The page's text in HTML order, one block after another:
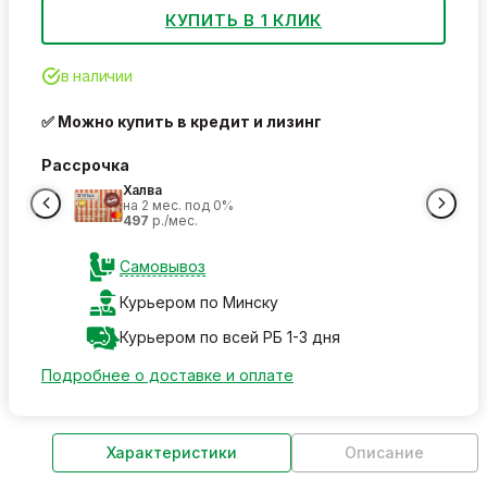
КУПИТЬ В 1 КЛИК
в наличии
✅ Можно купить в кредит и лизинг
Рассрочка
Халва
на 2 мес. под 0%
497 р./мес.
Самовывоз
Курьером по Минску
Курьером по всей РБ 1-3 дня
Подробнее о доставке и оплате
Характеристики Описание